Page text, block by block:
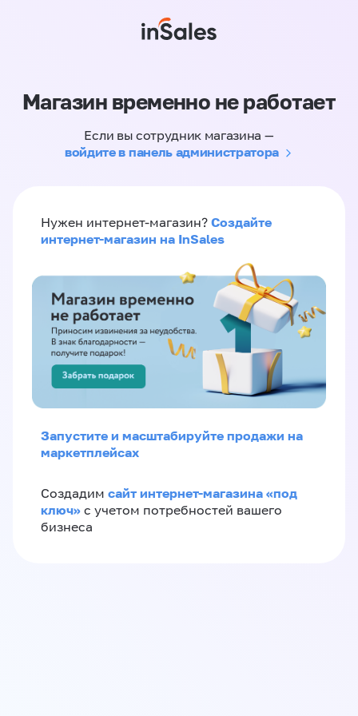
Магазин временно не работает
Если вы сотрудник магазина —
войдите в панель администратора
Нужен интернет-магазин? Создайте
интернет-магазин на InSales
Запустите и масштабируйте продажи на
маркетплейсах
Создадим сайт интернет-магазина «под
ключ» с учетом потребностей вашего
бизнеса